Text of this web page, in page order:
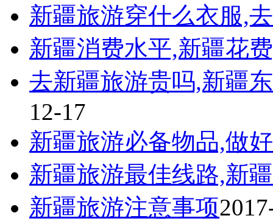
新疆旅游穿什么衣服,
新疆消费水平,新疆花
去新疆旅游贵吗,新疆
12-17
新疆旅游必备物品,做
新疆旅游最佳线路,新
新疆旅游注意事项